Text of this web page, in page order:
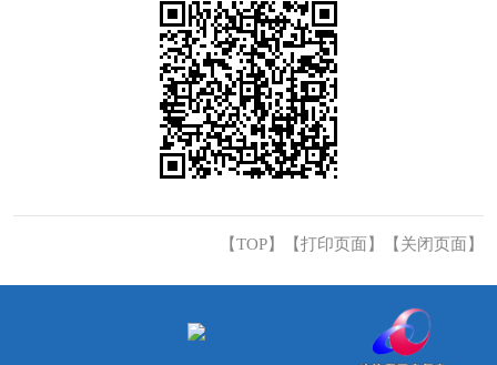
【TOP】 【打印页面 】【 关闭页面 】